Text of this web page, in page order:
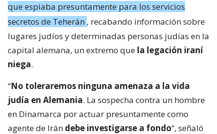
que espiaba presuntamente para los servicios
secretos de Teherán , recabando información sobre
lugares judíos y determinadas personas judías en la
capital alemana, un extremo que la legación iraní
niega.
“No toleraremos ninguna amenaza a la vida
judía en Alemania. La sospecha contra un hombre
en Dinamarca por actuar presuntamente como
agente de Irán debe investigarse a fondo“, señaló